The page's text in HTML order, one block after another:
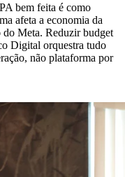
bem feita é como
afeta a economia da
Meta. Reduzir budget
Digital orquestra tudo
não plataforma por